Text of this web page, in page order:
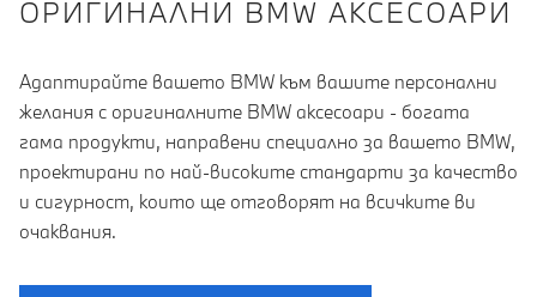
OРИГИНАЛНИ BMW АКСЕСОАРИ
Адаптирайте вашето BMW към вашите персонални
желания с оригиналните BMW аксесоари - богата
гама продукти, направени специално за вашето BMW,
проектирани по най-високите стандарти за качество
и сигурност, които ще отговорят на всичките ви
очаквания.